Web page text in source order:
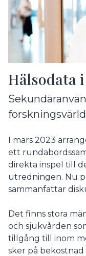
Hälsodata
I mars 2023
ett
direkta inspel till
utredningen. Nu
sammanfattar
Det finns stora
och sjukvården
tillgång till inom
sker på